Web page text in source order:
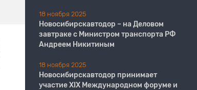
18 ноября 2025
Новосибирскавтодор – на Деловом
завтраке с Министром транспорта РФ
Андреем Никитиным
18 ноября 2025
Новосибирскавтодор принимает
участие XIX Международном форуме и